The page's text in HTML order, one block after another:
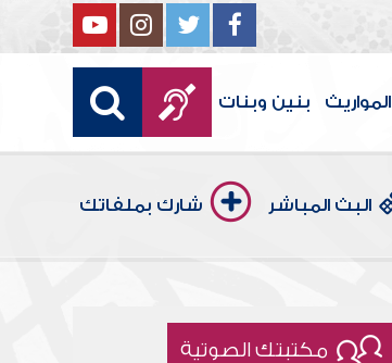
المواريث بنين وبنات
البث المباشر شارك بملفاتك
مكتبتك الصوتية